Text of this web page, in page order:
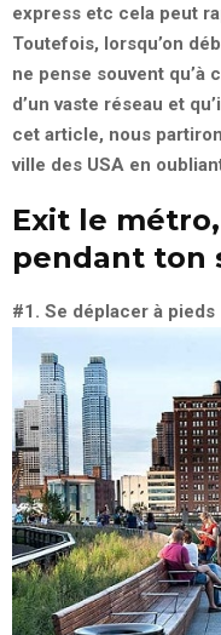
express etc cela peut
Toutefois, lorsqu’on
ne pense souvent qu’à
d’un vaste réseau et
cet article, nous
ville des USA en
Exit le
pendant ton
#1. Se déplacer à pieds